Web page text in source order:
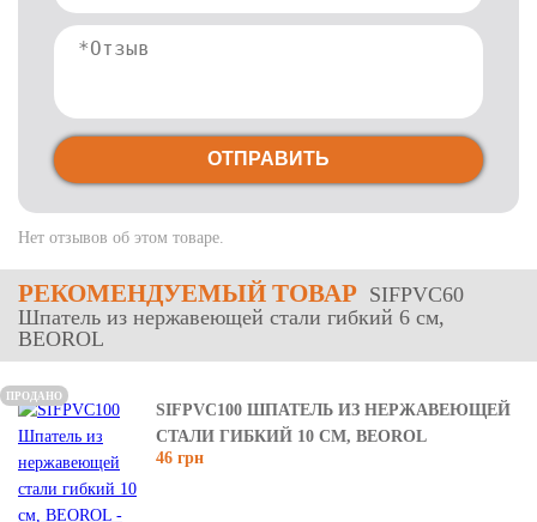
Нет отзывов об этом товаре.
ОТПРАВИТЬ
РЕКОМЕНДУЕМЫЙ ТОВАР SIFPVC60
Шпатель из нержавеющей стали гибкий 6 см,
BEOROL
SIFPVC100 ШПАТЕЛЬ ИЗ НЕРЖАВЕЮЩЕЙ
СТАЛИ ГИБКИЙ 10 СМ, BEOROL
46 грн
ПРОДАНО